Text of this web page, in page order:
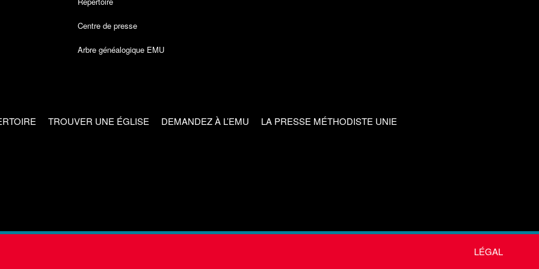
Centre de presse
Arbre généalogique EMU
TROUVER UNE ÉGLISE DEMANDEZ À L’EMU LA PRESSE MÉTHODISTE UNIE
LÉGAL